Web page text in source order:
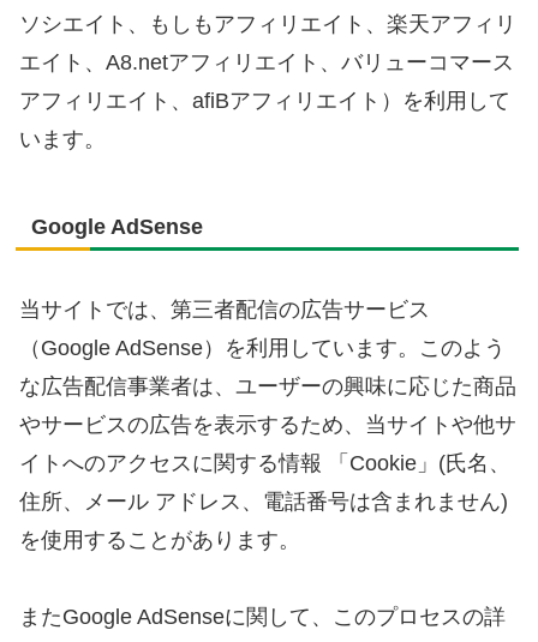
ソシエイト、もしもアフィリエイト、楽天アフィリ
エイト、A8.netアフィリエイト、バリューコマース
アフィリエイト、afiBアフィリエイト）を利用して
います。
Google AdSense
当サイトでは、第三者配信の広告サービス
（Google AdSense）を利用しています。このよう
な広告配信事業者は、ユーザーの興味に応じた商品
やサービスの広告を表示するため、当サイトや他サ
イトへのアクセスに関する情報 「Cookie」(氏名、
住所、メール アドレス、電話番号は含まれません)
を使用することがあります。
またGoogle AdSenseに関して、このプロセスの詳